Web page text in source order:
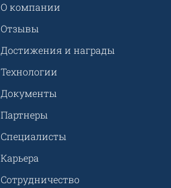
О компании
Отзывы
Достижения и награды
Технологии
Документы
Партнеры
Специалисты
Карьера
Сотрудничество